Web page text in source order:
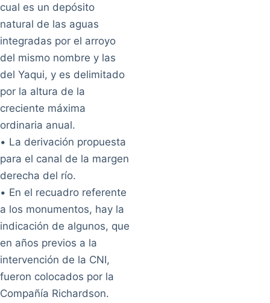
cual es un depósito
natural de las aguas
integradas por el arroyo
del mismo nombre y las
del Yaqui, y es delimitado
por la altura de la
creciente máxima
ordinaria anual.
• La derivación propuesta
para el canal de la margen
derecha del río.
• En el recuadro referente
a los monumentos, hay la
indicación de algunos, que
en años previos a la
intervención de la CNI,
fueron colocados por la
Compañía Richardson.